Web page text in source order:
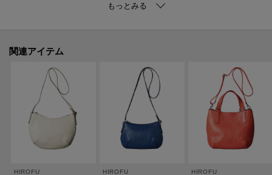
普段使いにも旅行にも、ひとつあると便利なヒロフの定番バッグです。
●ジッパー開閉
●ショルダーストラップ調整可
●裏地：ピッグスエード（一部コットン）
※裏地のカラーは商品のカラーによって異なります。
【おすすめのご使用シーン】
関連アイテム
HIROFU
HIROFU
HIROFU